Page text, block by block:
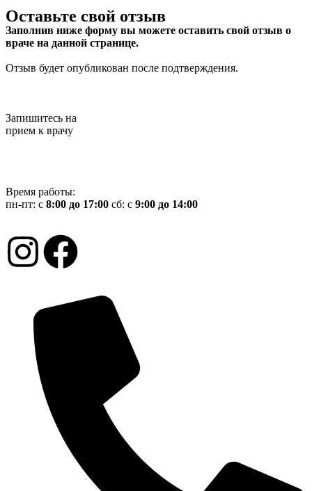
Оставьте свой отзыв
Заполнив ниже форму вы можете оставить свой отзыв о
враче на данной странице.
Отзыв будет опубликован после подтверждения.
Запишитесь на
прием к врачу
Время работы:
пн-пт: с 8:00 до 17:00 сб: с 9:00 до 14:00